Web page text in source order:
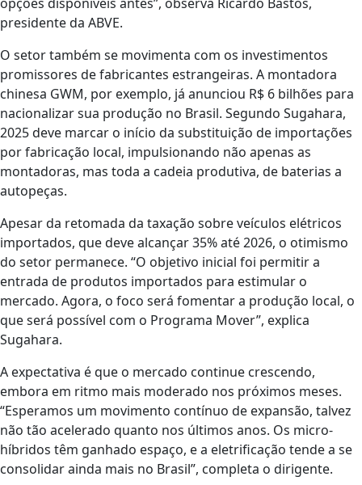
presidente da ABVE.
O setor também se movimenta com os investimentos
promissores de fabricantes estrangeiras. A montadora
chinesa GWM, por exemplo, já anunciou R$ 6 bilhões para
nacionalizar sua produção no Brasil. Segundo Sugahara,
2025 deve marcar o início da substituição de importações
por fabricação local, impulsionando não apenas as
montadoras, mas toda a cadeia produtiva, de baterias a
autopeças.
Apesar da retomada da taxação sobre veículos elétricos
importados, que deve alcançar 35% até 2026, o otimismo
do setor permanece. “O objetivo inicial foi permitir a
entrada de produtos importados para estimular o
mercado. Agora, o foco será fomentar a produção local, o
que será possível com o Programa Mover”, explica
Sugahara.
A expectativa é que o mercado continue crescendo,
embora em ritmo mais moderado nos próximos meses.
“Esperamos um movimento contínuo de expansão, talvez
não tão acelerado quanto nos últimos anos. Os micro-
híbridos têm ganhado espaço, e a eletrificação tende a se
consolidar ainda mais no Brasil”, completa o dirigente.